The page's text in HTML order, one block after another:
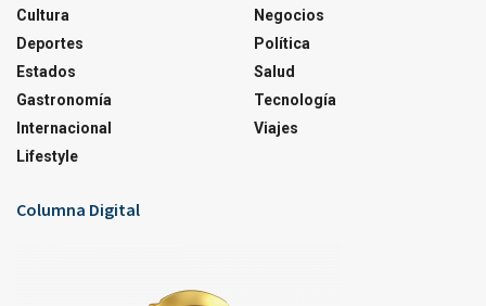
Cultura
Deportes
Estados
Gastronomía
Internacional
Lifestyle
Negocios
Política
Salud
Tecnología
Viajes
Columna Digital